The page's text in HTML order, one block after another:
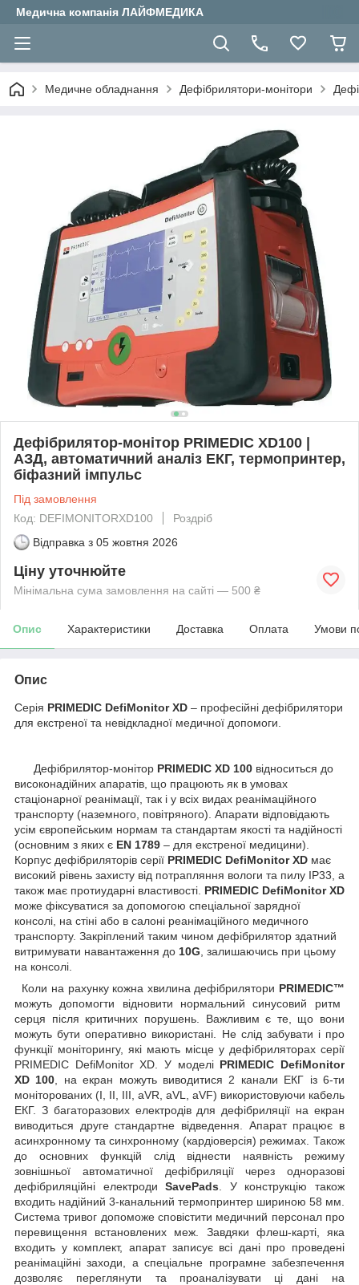
Медична компанія ЛАЙФМЕДИКА
Медичне обладнання Дефібрилятори-монітори
Дефібрилятор-монітор PRIMEDIC XD100 |
АЗД, автоматичний аналіз ЕКГ, термопринтер,
біфазний імпульс
Під замовлення
Код: DEFIMONITORXD100
Роздріб
Відправка з 05 жовтня 2026
Ціну уточнюйте
Мінімальна сума замовлення на сайті — 500 ₴
Опис Характеристики Доставка Оплата Умови
Опис
Серія PRIMEDIC DefiMonitor XD – професійні дефібрилятори
для екстреної та невідкладної медичної допомоги.
Дефібрилятор-монітор PRIMEDIC XD 100 відноситься до
високонадійних апаратів, що працюють як в умовах
стаціонарної реанімації, так і у всіх видах реанімаційного
транспорту (наземного, повітряного). Апарати відповідають
усім європейським нормам та стандартам якості та надійності
(основним з яких є EN 1789 – для екстреної медицини).
Корпус дефібриляторів серії PRIMEDIC DefiMonitor XD має
високий рівень захисту від потрапляння вологи та пилу IP33, а
також має протиударні властивості. PRIMEDIC DefiMonitor XD
може фіксуватися за допомогою спеціальної зарядної
консолі, на стіні або в салоні реанімаційного медичного
транспорту. Закріплений таким чином дефібрилятор здатний
витримувати навантаження до 10G , залишаючись при цьому
на консолі.
Коли на рахунку кожна хвилина дефібрилятори PRIMEDIC™
можуть допомогти відновити нормальний синусовий ритм
серця після критичних порушень. Важливим є те, що вони
можуть бути оперативно використані. Не слід забувати і про
функції моніторингу, які мають місце у дефібриляторах серії
PRIMEDIC DefiMonitor XD. У моделі PRIMEDIC DefiMonitor
XD 100 , на екран можуть виводитися 2 канали ЕКГ із 6-ти
моніторованих (I, II, III, aVR, aVL, aVF) використовуючи кабель
ЕКГ. З багаторазових електродів для дефібриляції на екран
виводиться друге стандартне відведення. Апарат працює в
асинхронному та синхронному (кардіоверсія) режимах. Також
до основних функцій слід віднести наявність режиму
зовнішньої автоматичної дефібриляції через одноразові
дефібриляційні електродиSavePads . У конструкцію також
входить надійний 3-канальний термопринтер шириною 58 мм.
Система тривог допоможе сповістити медичний персонал про
перевищення встановлених меж. Завдяки флеш-карті, яка
входить у комплект, апарат записує всі дані про проведені
реанімаційні заходи, а спеціальне програмне забезпечення
дозволяє переглянути та проаналізувати ці дані на